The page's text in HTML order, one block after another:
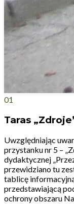
01
Taras
Uwzględniając
przystanku nr 5 –
dydaktycznej
przewidziano tu
tablicę
przedstawiającą
ochrony obszaru